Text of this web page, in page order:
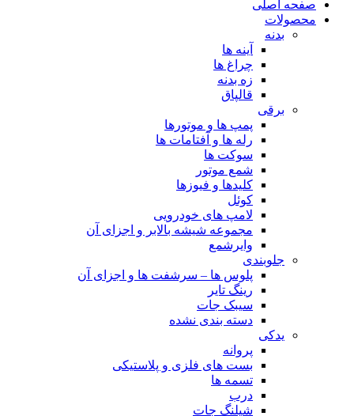
صفحه اصلی
محصولات
بدنه
آینه ها
چراغ ها
زه بدنه
قالپاق
برقی
پمپ ها و موتورها
رله ها و آفتامات ها
سوکت ها
شمع موتور
کلیدها و فیوزها
کوئل
لامپ های خودرویی
مجموعه شیشه بالابر و اجزای آن
وایرشمع
جلوبندی
پلوس ها – سرشفت ها و اجزای آن
رینگ تایر
سیبک جات
دسته بندی نشده
یدکی
پروانه
بست های فلزی و پلاستیکی
تسمه ها
درب
شیلنگ جات